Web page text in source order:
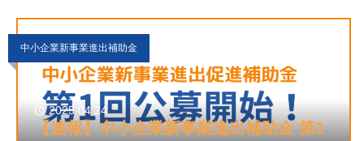
ービス開発・生産プロセスの改善を行う
中小企業新事業進出補助金
2025.04.24
【速報】中小企業新事業進出補助金 第1